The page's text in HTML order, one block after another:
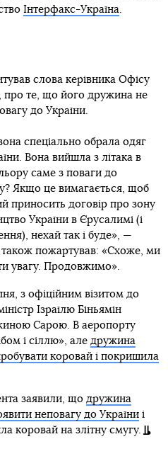
Інтерфакс-Україна.
слова керівника Офісу
про те, що його дружина не
до України.
спеціально обрала одяг
Вона вийшла з літака в
саме з поваги до
Якщо це вимагається, щоб
приносить договір про зону
України в Єрусалимі (і
нехай так і буде», —
також пожартував: «Схоже, ми
увагу. Продовжимо».
з офіційним візитом до
Ізраїлю Біньямін
Сарою. В аеропорту
і сіллю», але дружина
коровай і покришила
заявили, що дружина
неповагу до Україниі
коровай на злітну смугу.